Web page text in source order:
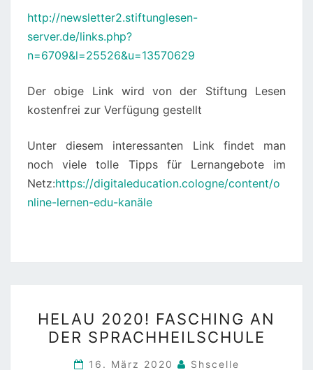
http://newsletter2.stiftunglesen-
server.de/links.php?
n=6709&l=25526&u=13570629
Der obige Link wird von der Stiftung Lesen
kostenfrei zur Verfügung gestellt
Unter diesem interessanten Link findet man
noch viele tolle Tipps für Lernangebote im
Netz:https://digitaleducation.cologne/content/o
nline-lernen-edu-kanäle
2020!
FASCHING
AN
HELAU 2020! FASCHING AN
DER SPRACHHEILSCHULE
16. März 2020 Shscelle